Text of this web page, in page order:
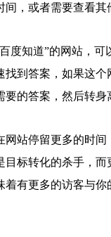
，或者需要查看其
度知道”的网站，
找到答案，如果这
的答案，然后转
网站停留更多的时
目标转化的杀手，
着有更多的访客与